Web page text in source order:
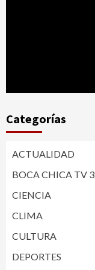
Categorías
ACTUALIDAD
BOCA CHICA TV 3
CIENCIA
CLIMA
CULTURA
DEPORTES